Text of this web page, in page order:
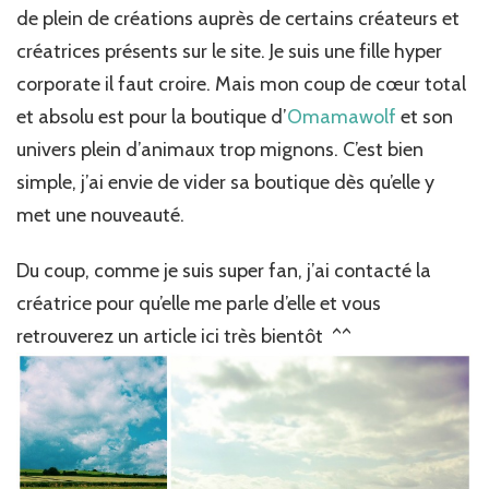
de plein de créations auprès de certains créateurs et
créatrices présents sur le site. Je suis une fille hyper
corporate il faut croire. Mais mon coup de cœur total
et absolu est pour la boutique d’Omamawolf et son
univers plein d’animaux trop mignons. C’est bien
simple, j’ai envie de vider sa boutique dès qu’elle y
met une nouveauté.
Du coup, comme je suis super fan, j’ai contacté la
créatrice pour qu’elle me parle d’elle et vous
retrouverez un article ici très bientôt ^^